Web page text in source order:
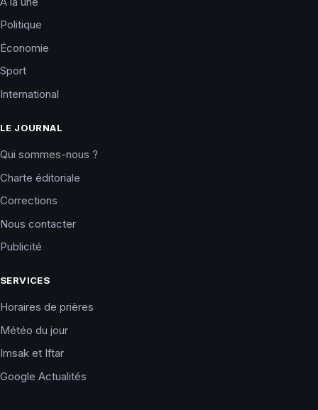
Politique
Économie
Sport
International
LE JOURNAL
Qui sommes-nous ?
Charte éditoriale
Corrections
Nous contacter
Publicité
SERVICES
Horaires de prières
Météo du jour
Imsak et Iftar
Google Actualités